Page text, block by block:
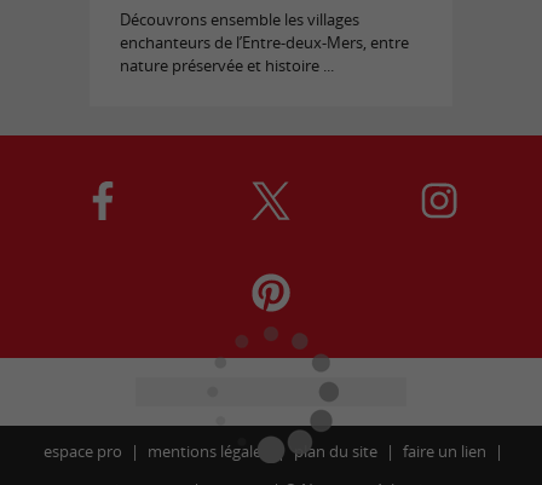
Découvrons ensemble les villages
enchanteurs de l’Entre-deux-Mers, entre
nature préservée et histoire ...
espace pro mentions légales plan du site
faire un lien